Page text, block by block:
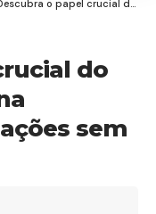
o papel crucial do Ministério Público na prevenção de acusações sem fundamento
do
sem